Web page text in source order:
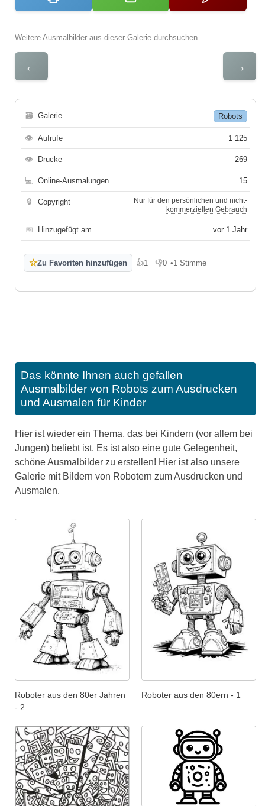
Weitere Ausmalbilder aus dieser Galerie durchsuchen
← →
🗃 Galerie Robots
👁 Aufrufe 1 125
👁 Drucke 269
💻 Online-Ausmalungen 15
🔒 Copyright
Nur für den persönlichen und nicht-
kommerziellen Gebrauch
📅 Hinzugefügt am vor 1 Jahr
☆Zu Favoriten hinzufügen 👍1
Gefällt mir
👎0
Gefällt mir nicht
•1 Stimme
Das könnte Ihnen auch gefallen
Ausmalbilder von Robots zum Ausdrucken
und Ausmalen für Kinder
Hier ist wieder ein Thema, das bei Kindern (vor allem bei
Jungen) beliebt ist. Es ist also eine gute Gelegenheit,
schöne Ausmalbilder zu erstellen! Hier ist also unsere
Galerie mit Bildern von Robotern zum Ausdrucken und
Ausmalen.
Roboter aus den 80er Jahren
- 2.
Roboter aus den 80ern - 1